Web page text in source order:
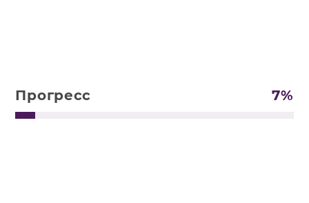
Прогресс 7%